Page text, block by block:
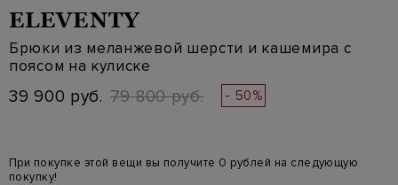
ELEVENTY
Брюки из меланжевой шерсти и кашемира с
поясом на кулиске
39 900 руб. 79 800 руб. - 50%
При покупке этой вещи вы получите 0 рублей на следующую
покупку!